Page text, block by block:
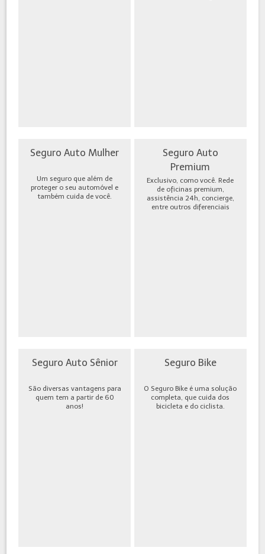
Seguro Auto Mulher
Um seguro que além de
proteger o seu automóvel e
também cuida de você.
Seguro Auto
Premium
Exclusivo, como você. Rede
de oficinas premium,
assistência 24h, concierge,
entre outros diferenciais
Seguro Auto Sênior
São diversas vantagens para
quem tem a partir de 60
anos!
Seguro Bike
O Seguro Bike é uma solução
completa, que cuida dos
bicicleta e do ciclista.